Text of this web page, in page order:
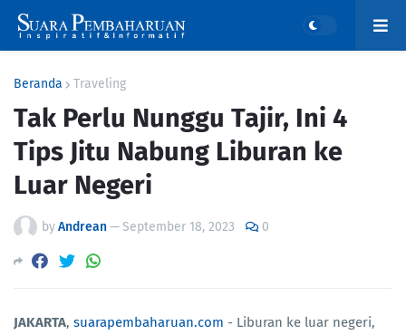
Beranda Traveling
Tak Perlu Nunggu Tajir, Ini 4
Tips Jitu Nabung Liburan ke
Luar Negeri
byAndrean—September 18, 2023 0
JAKARTA, suarapembaharuan.com - Liburan ke luar negeri,